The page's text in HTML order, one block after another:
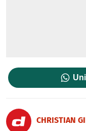
CHRISTIAN